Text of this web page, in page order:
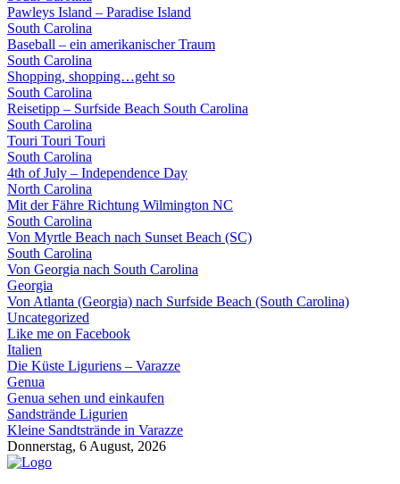
Pawleys Island – Paradise Island
South Carolina
Baseball – ein amerikanischer Traum
South Carolina
Shopping, shopping…geht so
South Carolina
Reisetipp – Surfside Beach South Carolina
South Carolina
Touri Touri Touri
South Carolina
4th of July – Independence Day
North Carolina
Mit der Fähre Richtung Wilmington NC
South Carolina
Von Myrtle Beach nach Sunset Beach (SC)
South Carolina
Von Georgia nach South Carolina
Georgia
Von Atlanta (Georgia) nach Surfside Beach (South Carolina)
Uncategorized
Like me on Facebook
Italien
Die Küste Liguriens – Varazze
Genua
Genua sehen und einkaufen
Sandstrände Ligurien
Kleine Sandtstrände in Varazze
Donnerstag, 6 August, 2026